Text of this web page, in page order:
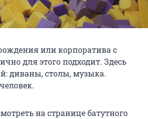
или корпоратива с
для этого подходит. Здесь
диваны, столы, музыка.
на странице батутного